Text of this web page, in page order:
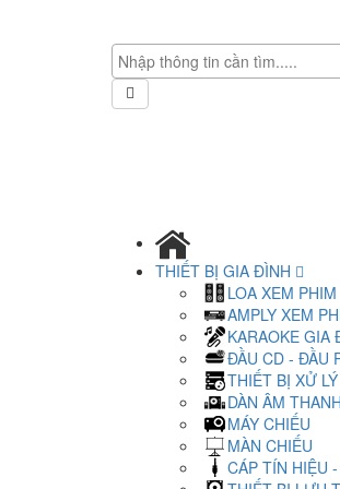
THIẾT BỊ GIA ĐÌNH
LOA XEM
AMPLY XEM
KARAOKE GIA
ĐẦU CD - ĐẦU
THIẾT BỊ XỬ
DÀN ÂM
MÁY CHIẾU
MÀN CHIẾU
CÁP TÍN HIỆU